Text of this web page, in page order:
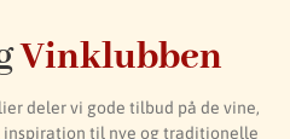
Vinklubben
deler vi gode tilbud på de vine,
inspiration til nye og traditionelle